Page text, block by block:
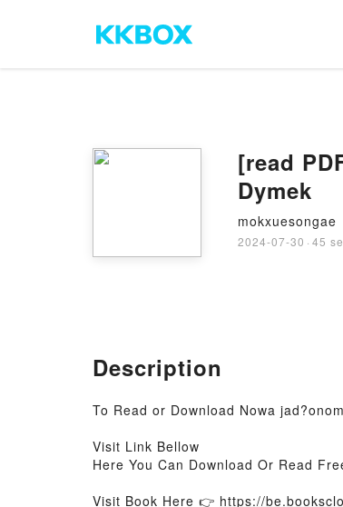
[read
Dymek
mokxuesongae
2024-07-30 · 45
Description
To Read or Download Nowa
Visit Link Bellow
Here You Can Download Or Read
Visit Book Here 👉 https://